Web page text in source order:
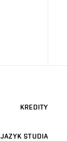
KREDITY
JAZYK STUDIA